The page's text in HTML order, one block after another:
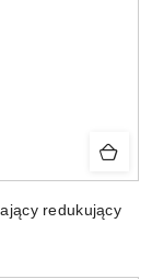
redukujący